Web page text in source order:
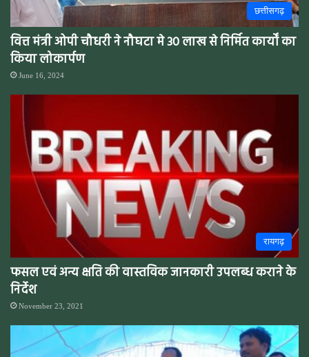
छत्तीसगढ़
वित्त मंत्री ओपी चौधरी ने नौघटा मे 30 लाख से निर्मित कार्यों का
किया लोकार्पण
June 16, 2024
रायगढ़
फसल एवं अन्य क्षति की वास्तविक जानकारी उपलब्ध कराने के
निर्देश
November 23, 2021